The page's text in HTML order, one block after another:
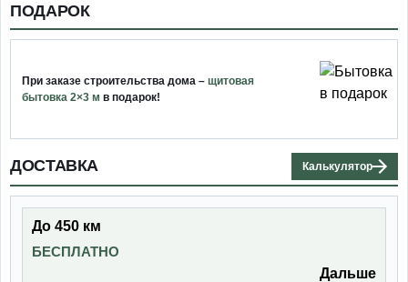
ПОДАРОК
При заказе строительства дома – щитовая
бытовка 2×3 м в подарок!
ДОСТАВКА Калькулятор
До 450 км
БЕСПЛАТНО
Дальше